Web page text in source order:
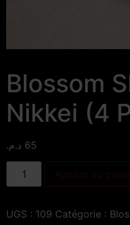
Blossom
Nikkei (4
65 د.م.
UGS : 109 Catégorie :